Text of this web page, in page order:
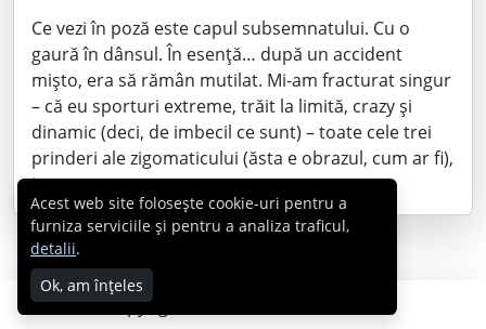
Ce vezi în poză este capul subsemnatului. Cu o
gaură în dânsul. În esență… după un accident
mișto, era să rămân mutilat. Mi-am fracturat singur
– că eu sporturi extreme, trăit la limită, crazy și
dinamic (deci, de imbecil ce sunt) – toate cele trei
prinderi ale zigomaticului (ăsta e obrazul, cum ar fi),
iar…
Copyright © 2007 - 2026 Cabral.ro
Acest web site folosește cookie-uri pentru a
furniza serviciile și pentru a analiza traficul,
detalii.
Ok, am înțeles